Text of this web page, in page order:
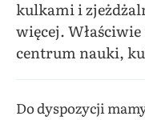
kulkami i
więcej.
centrum nauki,
Do dyspozycji